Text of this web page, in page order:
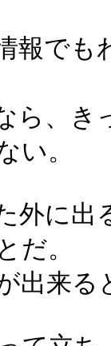
報で
ら、き
い。
外に
だ。
出来る